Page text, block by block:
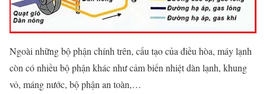
Ngoài những bộ phận chính trên, cấu tạo của điều hòa, máy lạnh
còn có nhiều bộ phận khác như cảm biến nhiệt dàn lạnh, khung
vỏ, máng nước, bộ phận an toàn,…